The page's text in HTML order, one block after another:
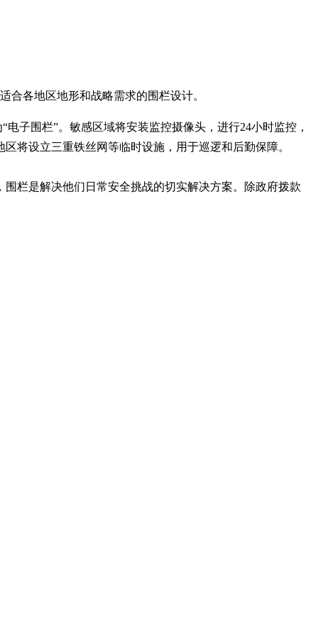
合各地区地形和战略需求的围栏设计。
子围栏”。敏感区域将安装监控摄像头，进行24小时监控，
将设立三重铁丝网等临时设施，用于巡逻和后勤保障。
栏是解决他们日常安全挑战的切实解决方案。除政府拨款